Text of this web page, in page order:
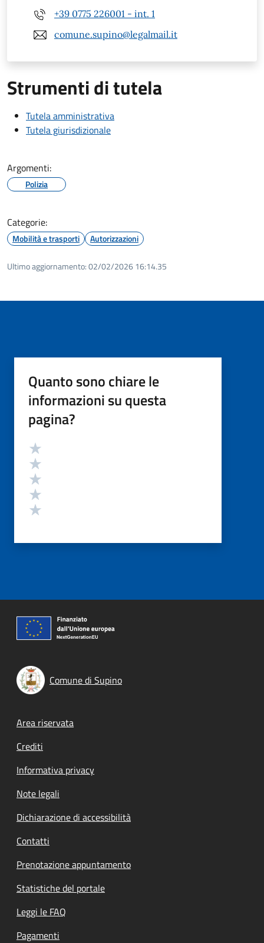
+39 0775 226001 - int. 1
comune.supino@legalmail.it
Strumenti di tutela
Tutela amministrativa
Tutela giurisdizionale
Argomenti:
Polizia
Categorie:
Mobilità e trasporti Autorizzazioni
Ultimo aggiornamento:02/02/2026 16:14.35
Quanto sono chiare le
informazioni su questa
pagina?
Valutazione
Comune di Supino
Footer menu
Area riservata
Crediti
Informativa privacy
Note legali
Dichiarazione di accessibilità
Contatti
Prenotazione appuntamento
Statistiche del portale
Leggi le FAQ
Pagamenti